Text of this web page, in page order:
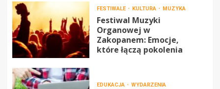
FESTIWALE KULTURA MUZYKA
Festiwal Muzyki
Organowej w
Zakopanem: Emocje,
które łączą pokolenia
EDUKACJA WYDARZENIA